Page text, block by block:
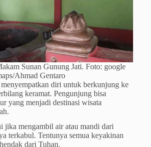
Sunan Gunung Jati. Foto: google
Ahmad Gentaro
diri untuk berkunjung ke
keramat. Pengunjung bisa
yang menjadi destinasi wisata
jika mengambil air atau mandi dari
terkabul. Tentunya semua keyakinan
dari Tuhan.